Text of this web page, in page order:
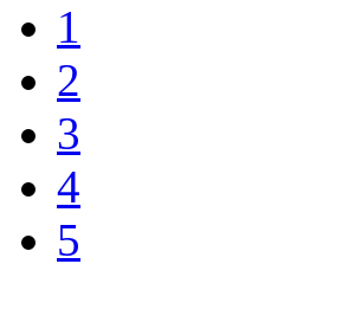
1
2
3
4
5